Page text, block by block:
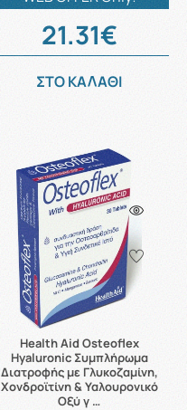
21.31€
ΣΤΟ ΚΑΛΑΘΙ
Health Aid Osteoflex
Hyaluronic Συμπλήρωμα
Διατροφής με Γλυκοζαμίνη,
Χονδροϊτίνη & Υαλουρονικό
Οξύ γ …